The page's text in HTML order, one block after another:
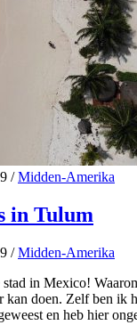
/ Midden-Amerika
in Tulum
/ Midden-Amerika
in Mexico!
kan doen. Zelf ben ik
en heb hier